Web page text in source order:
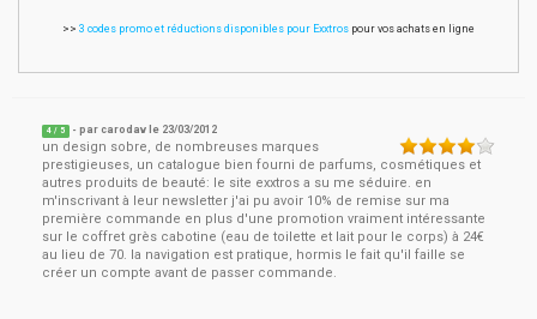
>> 3 codes promo et réductions disponibles pour Exxtros pour vos achats en ligne
4 / 5 - parcarodav le 23/03/2012
un design sobre, de nombreuses marques
prestigieuses, un catalogue bien fourni de parfums, cosmétiques et
autres produits de beauté: le site exxtros a su me séduire. en
m'inscrivant à leur newsletter j'ai pu avoir 10% de remise sur ma
première commande en plus d'une promotion vraiment intéressante
sur le coffret grès cabotine (eau de toilette et lait pour le corps) à 24€
au lieu de 70. la navigation est pratique, hormis le fait qu'il faille se
créer un compte avant de passer commande.